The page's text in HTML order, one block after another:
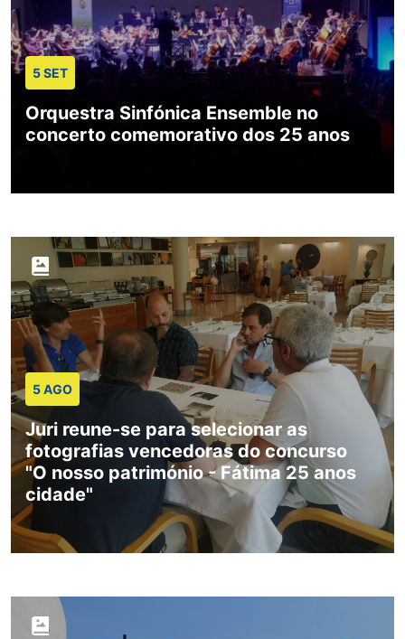
5 SET
Orquestra Sinfónica Ensemble no
concerto comemorativo dos 25 anos
5 AGO
Juri reune-se para selecionar as
fotografias vencedoras do concurso
"O nosso património - Fátima 25 anos
cidade"